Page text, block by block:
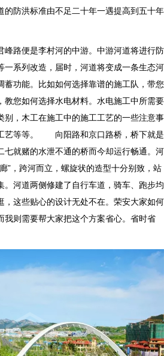
的防洪标准由不足二十年一遇提高到五十年
路便是李村河的中游。中游河道将进行防
一系列改造，届时，河道将变成一条生态河
蓄功能。比如如何选择靠谱的施工队，带您
教您如何选择水电材料。水电施工中所需要
别，木工在施工中的施工工艺的一些注意事
艺等等。 向阳路和京口路桥，桥下就是
七就赌的水泄不通的桥而今却运行畅通。河
”，跨河而立，螺旋状的造型十分别致，站
。河道两侧修建了自行车道，骑车、跑步均
，这些贴心的设计无处不在。荣安大家如何
我则需要帮大家把这个方案省心。省时省